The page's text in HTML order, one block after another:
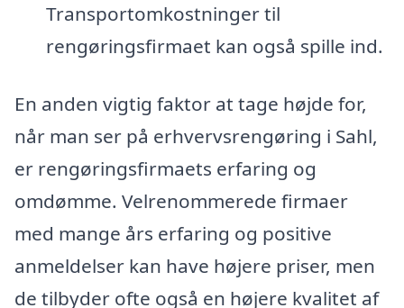
Transportomkostninger til
rengøringsfirmaet kan også spille ind.
En anden vigtig faktor at tage højde for,
når man ser på erhvervsrengøring i Sahl,
er rengøringsfirmaets erfaring og
omdømme. Velrenommerede firmaer
med mange års erfaring og positive
anmeldelser kan have højere priser, men
de tilbyder ofte også en højere kvalitet af